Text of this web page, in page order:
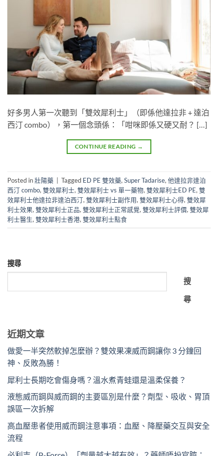
好多男人第一次聽到「雙效犀利士」（即係他達拉非 + 達泊
西汀 combo），第一個念頭係：「咁咪即係又硬又耐？ […]
CONTINUE READING →
Posted in壯陽藥 Tagged ED PE 雙效藥, Super Tadarise, 他達拉非達泊
西汀 combo, 雙效犀利士, 雙效犀利士 vs 單一藥物, 雙效犀利士ED PE, 雙
效犀利士他達拉非達泊西汀, 雙效犀利士副作用, 雙效犀利士心得, 雙效犀
利士效果, 雙效犀利士正品, 雙效犀利士正常感覺, 雙效犀利士評價, 雙效犀
利士醫生, 雙效犀利士香港, 雙效犀利士點食
搜尋
搜
尋
近期文章
做愛一半突然軟掉怎麼辦？雙效果凍威而鋼讓你 3 分鐘回
神、反敗為勝！
犀利士長期吃會傷身嗎？溫水煮青蛙還是溫柔保養？
液態威而鋼與威而鋼的主要區別是什麼？劑型、吸收、胃頂
誤區一次拆解
高血壓患者使用威而鋼注意事項：血壓、降壓藥交互與安全
流程